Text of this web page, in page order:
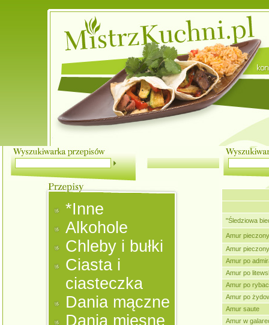
*Inne
Alkohole
Chleby i bułki
Ciasta i
ciasteczka
Dania mączne
Dania mięsne
"Śledziowa
Amur pieczony
Amur
Amur po
Amur po
Amur po
Amur po
Amur saute
Amur w